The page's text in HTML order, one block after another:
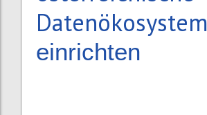
Datenökosystem
einrichten